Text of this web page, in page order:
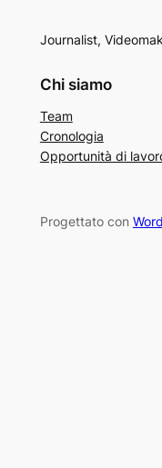
Journalist,
Chi siamo
Team
Cronologia
Opportunità di
Progettato con